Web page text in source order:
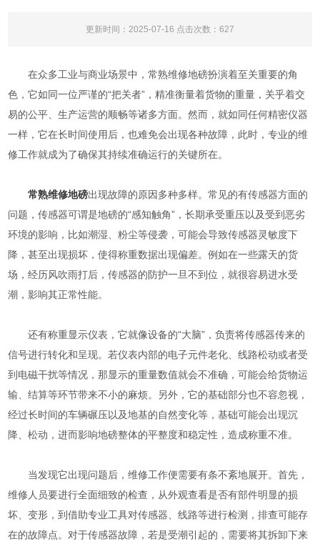
更新时间：2025-07-16 点击次数：627
在众多工业与商业场景中，常熟维修地磅扮演着至关重要的角
色，它如同一位严谨的“把关者”，精准衡量着货物的重量，关乎着交
易的公平、生产运营的顺畅等诸多方面。然而，就如同任何精密仪器
一样，它在长时间使用后，也难免会出现各种故障，此时，专业的维
修工作就成为了确保其持续准确运行的关键所在。
常熟维修地磅出现故障的原因多种多样。常见的有传感器方面的
问题，传感器可谓是地磅的“感知触角”，长期承受重压以及受到恶劣
环境的影响，比如潮湿、粉尘等侵袭，可能会导致传感器灵敏度下
降，甚至出现损坏，使得称重数据出现偏差。例如在一些露天的货
场，经历风吹雨打后，传感器的防护一旦不到位，就很容易进水受
潮，影响其正常性能。
还有称重显示仪表，它就像设备的“大脑”，负责将传感器传来的
信号进行转化和呈现。若仪表内部的电子元件老化、线路松动或者受
到电磁干扰等情况，那显示的重量数值就会不准确，可能会给货物运
输、结算等环节带来不小的麻烦。另外，它的基础部分也不容忽视，
经过长时间的车辆碾压以及地基的自然变化等，基础可能会出现沉
降、松动，进而影响地磅整体的平整度和稳定性，造成称重不准。
当发现它出现问题后，维修工作便需要有条不紊地展开。首先，
维修人员要进行全面细致的检查，从外观查看是否有部件明显的损
坏、变形，到借助专业工具对传感器、线路等进行检测，排查可能存
在的故障点。对于传感器故障，若是受潮引起的，需要将其拆卸下来